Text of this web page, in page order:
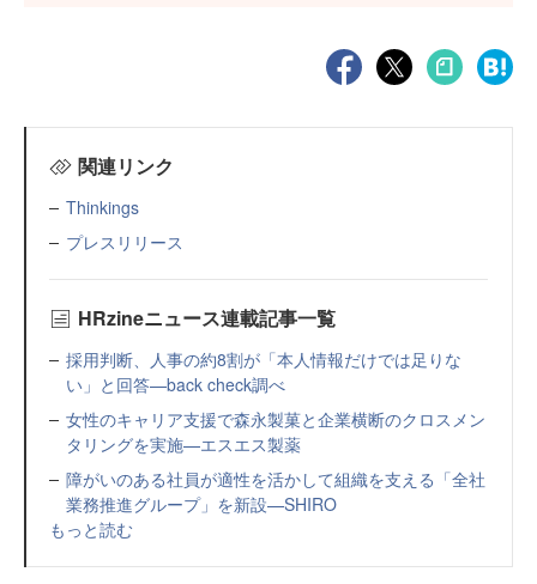
関連リンク
Thinkings
プレスリリース
HRzineニュース連載記事一覧
採用判断、人事の約8割が「本人情報だけでは足りな
い」と回答—back check調べ
女性のキャリア支援で森永製菓と企業横断のクロスメン
タリングを実施—エスエス製薬
障がいのある社員が適性を活かして組織を支える「全社
業務推進グループ」を新設—SHIRO
もっと読む